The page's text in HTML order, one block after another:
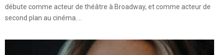
débute comme acteur de théâtre à Broadway, et comme acteur de
second plan au cinéma....